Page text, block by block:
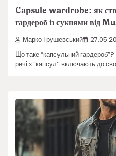
Capsule wardrobe: як
гардероб із сукнями від
Марко Грушевський
Що таке “капсульний гардероб”?
речі з “капсул” включають до